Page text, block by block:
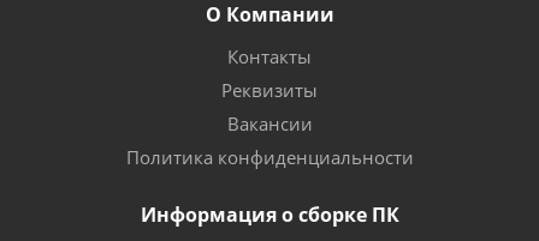
О Компании
Контакты
Реквизиты
Вакансии
Политика конфиденциальности
Информация о сборке ПК